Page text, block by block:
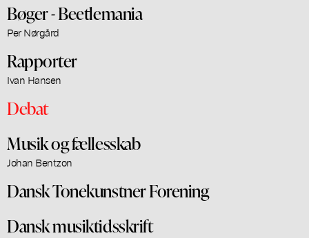
Bøger - Beetlemania
Per Nørgård
Rapporter
Ivan Hansen
Debat
Musik og fællesskab
Johan Bentzon
Dansk Tonekunstner Forening
Dansk musiktidsskrift